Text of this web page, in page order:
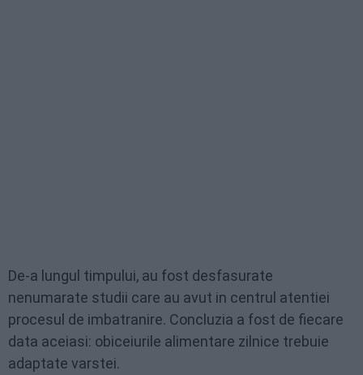
De-a lungul timpului, au fost desfasurate
nenumarate studii care au avut in centrul atentiei
procesul de imbatranire. Concluzia a fost de fiecare
data aceiasi: obiceiurile alimentare zilnice trebuie
adaptate varstei.